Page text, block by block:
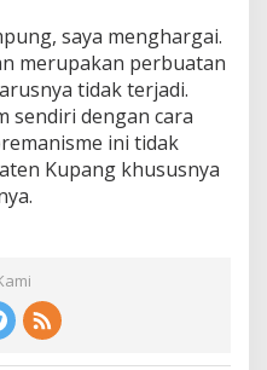
saya menghargai.
merupakan perbuatan
tidak terjadi.
sendiri dengan cara
ini tidak
Kupang khususnya